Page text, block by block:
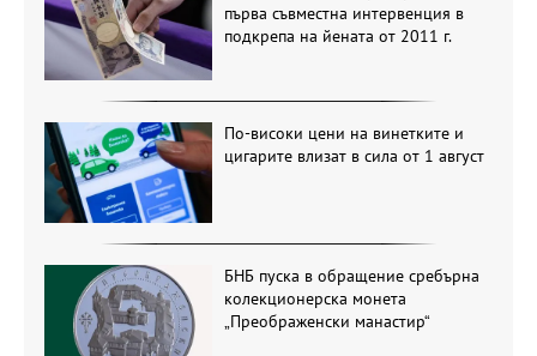
първа съвместна интервенция в
подкрепа на йената от 2011 г.
По-високи цени на винетките и
цигарите влизат в сила от 1 август
БНБ пуска в обращение сребърна
колекционерска монета
„Преображенски манастир“